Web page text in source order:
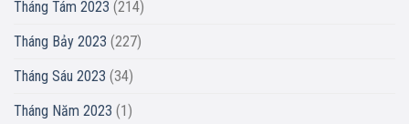
Tháng Tám 2023 (214)
Tháng Bảy 2023 (227)
Tháng Sáu 2023 (34)
Tháng Năm 2023 (1)